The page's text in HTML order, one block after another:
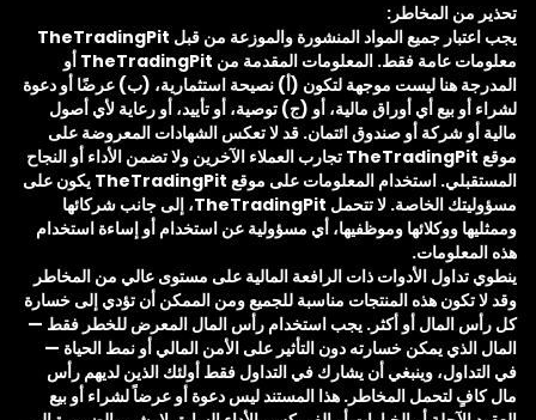
تحذير من المخاطر:
يجب اعتبار جميع المواد المنشورة والموزعة من قبل TheTradingPit
معلومات عامة فقط. المعلومات المقدمة من TheTradingPit أو
المدرجة هنا ليست موجهة لتكون (أ) نصيحة استثمارية، (ب) عرضًا أو دعوة
لشراء أو بيع أي أوراق مالية، أو (ج) توصية، أو تأييد، أو رعاية لأي أصول
مالية أو شركة أو صندوق ائتمان. قد لا تعكس الشهادات المعروضة على
موقع TheTradingPit تجارب العملاء الآخرين ولا تضمن الأداء أو النجاح
المستقبلي. استخدام المعلومات على موقع TheTradingPit يكون على
مسؤوليتك الخاصة. لا تتحمل TheTradingPit، إلى جانب شركائها
وممثليها ووكلائها وموظفيها، أي مسؤولية عن استخدام أو إساءة استخدام
هذه المعلومات.
ينطوي تداول الأدوات ذات الرافعة المالية على مستوى عالي من المخاطر
وقد لا تكون هذه المنتجات مناسبة للجميع ومن الممكن أن تؤدي إلى خسارة
كل رأس المال أو أكثر. يجب استخدام رأس المال المعرض للخطر فقط —
المال الذي يمكن خسارته دون التأثير على الأمن المالي أو نمط الحياة —
في التداول، وينبغي أن يشارك في التداول فقط أولئك الذين لديهم رأس
مال كافٍ لتحمل المخاطر. هذا المستند ليس دعوة أو عرضاً لشراء أو بيع